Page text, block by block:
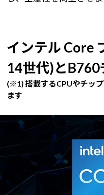
インテル Core
14世代)と
(※1) 搭載するCPUやチッ
ます